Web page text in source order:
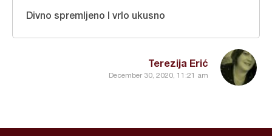
Terezija Erić
December 30, 2020, 11:21 am
Divno spremljeno I vrlo ukusno